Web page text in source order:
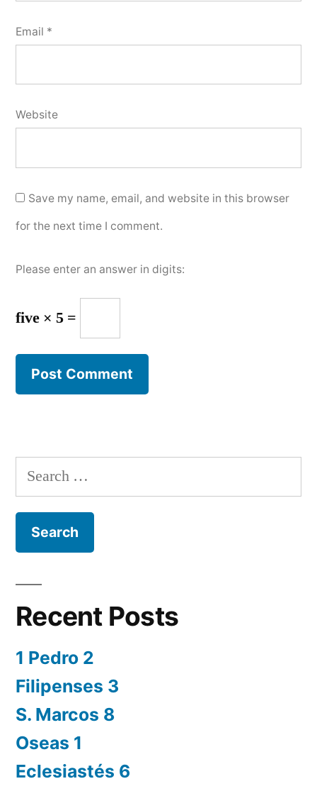
Email *
Website
Save my name, email, and website in this browser
for the next time I comment.
Please enter an answer in digits:
five × 5 =
Search
for:
Recent Posts
1 Pedro 2
Filipenses 3
S. Marcos 8
Oseas 1
Eclesiastés 6